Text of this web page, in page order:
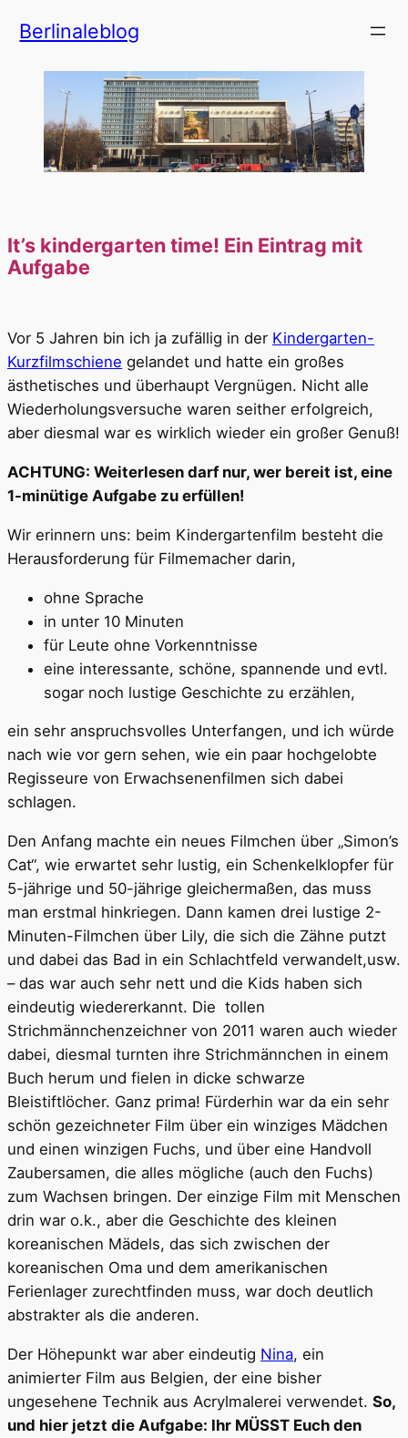
Inhalt
Berlinaleblog
It’s kindergarten time! Ein Eintrag mit
Aufgabe
Vor 5 Jahren bin ich ja zufällig in der Kindergarten-
Kurzfilmschiene gelandet und hatte ein großes
ästhetisches und überhaupt Vergnügen. Nicht alle
Wiederholungsversuche waren seither erfolgreich,
aber diesmal war es wirklich wieder ein großer Genuß!
ACHTUNG: Weiterlesen darf nur, wer bereit ist, eine
1-minütige Aufgabe zu erfüllen!
Wir erinnern uns: beim Kindergartenfilm besteht die
Herausforderung für Filmemacher darin,
ohne Sprache
in unter 10 Minuten
für Leute ohne Vorkenntnisse
eine interessante, schöne, spannende und evtl.
sogar noch lustige Geschichte zu erzählen,
ein sehr anspruchsvolles Unterfangen, und ich würde
nach wie vor gern sehen, wie ein paar hochgelobte
Regisseure von Erwachsenenfilmen sich dabei
schlagen.
Den Anfang machte ein neues Filmchen über „Simon’s
Cat“, wie erwartet sehr lustig, ein Schenkelklopfer für
5-jährige und 50-jährige gleichermaßen, das muss
man erstmal hinkriegen. Dann kamen drei lustige 2-
Minuten-Filmchen über Lily, die sich die Zähne putzt
und dabei das Bad in ein Schlachtfeld verwandelt,usw.
– das war auch sehr nett und die Kids haben sich
eindeutig wiedererkannt. Die tollen
Strichmännchenzeichner von 2011 waren auch wieder
dabei, diesmal turnten ihre Strichmännchen in einem
Buch herum und fielen in dicke schwarze
Bleistiftlöcher. Ganz prima! Fürderhin war da ein sehr
schön gezeichneter Film über ein winziges Mädchen
und einen winzigen Fuchs, und über eine Handvoll
Zaubersamen, die alles mögliche (auch den Fuchs)
zum Wachsen bringen. Der einzige Film mit Menschen
drin war o.k., aber die Geschichte des kleinen
koreanischen Mädels, das sich zwischen der
koreanischen Oma und dem amerikanischen
Ferienlager zurechtfinden muss, war doch deutlich
abstrakter als die anderen.
Der Höhepunkt war aber eindeutig Nina, ein
animierter Film aus Belgien, der eine bisher
ungesehene Technik aus Acrylmalerei verwendet. So,
und hier jetzt die Aufgabe: Ihr MÜSST Euch den